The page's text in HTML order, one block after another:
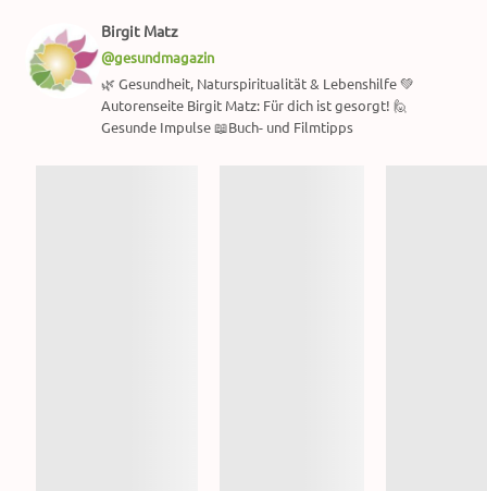
Birgit Matz
@gesundmagazin
🌿 Gesundheit, Naturspiritualität & Lebenshilfe 💚
Autorenseite Birgit Matz: Für dich ist gesorgt! 🙋
Gesunde Impulse 📖Buch- und Filmtipps